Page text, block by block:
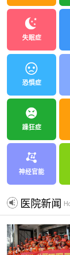
失眠症
恐惧症
躁狂症
神经官能
医院新闻